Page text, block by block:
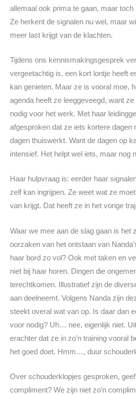
allemaal ook prima te gaan, maar
Ze herkent de signalen nu wel, maar
meer last krijgt van de klachten.
Tijdens ons kennismakingsgesprek
vergeetachtig is, een kort lontje heeft
kan genieten. Maar ze is vooral moe,
agenda heeft ze leeggeveegd, want
nodig voor het werk. Met haar
afgesproken dat ze iets kortere dagen
dagen thuiswerkt. Want de dagen op
intensief. Het helpt wel iets, maar nog
Haar hulpvraag is: eerder haar
zelf kan ingrijpen. Ze weet wat ze
van krijgt. Dat heeft ze in het vorige
Waar we mee aan de slag gaan is het
oorzaken van het ontstaan van
haar bord zo vol? Ook met taken en
niet bij haar horen. Dingen die
terechtkomen. Illustratief zijn de
aan deelneemt. Volgens Nanda zijn
steekt overal wat van op. Is daar dan
voor nodig? Uh… nee, eigenlijk niet.
erachter dat ze in zo’n training vooral
het goed doet. Hmm…, duur
Over schouderklopjes gesproken,
compliment? We zijn niet zo’n